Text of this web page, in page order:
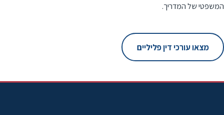
המשפטי של המדריך.
מצאו עורכי דין פליליים